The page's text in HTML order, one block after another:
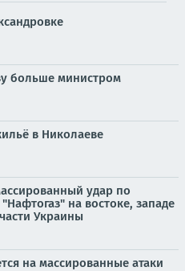
больше министром
в Николаеве
удар по
на востоке, западе
Украины
на массированные атаки